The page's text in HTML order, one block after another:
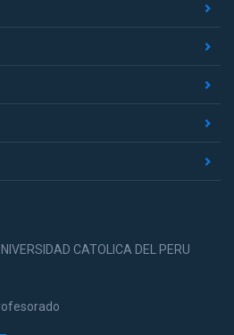
CATOLICA DEL PERU